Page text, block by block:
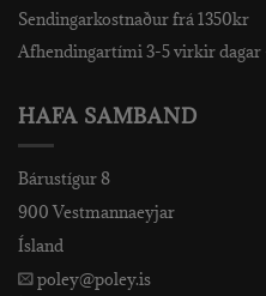
Sendingarkostnaður frá 1350kr
Afhendingartími 3-5 virkir dagar
HAFA SAMBAND
Bárustígur 8
900 Vestmannaeyjar
Ísland
poley@poley.is